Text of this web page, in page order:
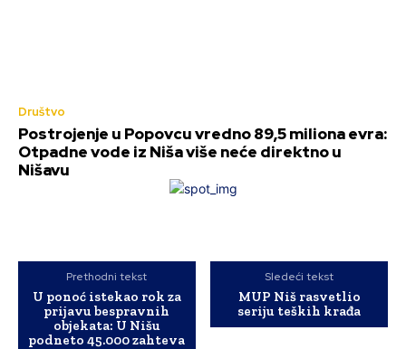
Društvo
Postrojenje u Popovcu vredno 89,5 miliona evra:
Otpadne vode iz Niša više neće direktno u
Nišavu
Prethodni tekst
U ponoć istekao rok za
prijavu bespravnih
objekata: U Nišu
podneto 45.000 zahteva
Sledeći tekst
MUP Niš rasvetlio
seriju teških krađa